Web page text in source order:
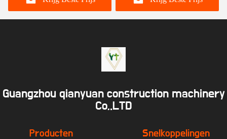
Guangzhou qianyuan construction machinery
Co,.LTD
Producten Snelkoppelingen